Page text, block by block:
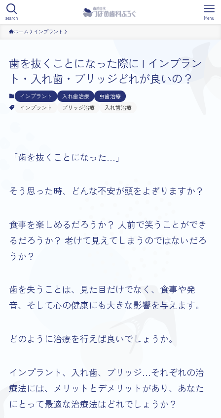
search Menu
ホーム インプラント
歯を抜くことになった際に | インプラン
ト・入れ歯・ブリッジどれが良いの？
インプラント 入れ歯治療
虫歯治療
インプラント
ブリッジ治療 入れ歯治療
「歯を抜くことになった…」
そう思った時、どんな不安が頭をよぎりますか？
食事を楽しめるだろうか？ 人前で笑うことができ
るだろうか？ 老けて見えてしまうのではないだろ
うか？
歯を失うことは、見た目だけでなく、食事や発
音、そして心の健康にも大きな影響を与えます。
どのように治療を行えば良いでしょうか。
インプラント、入れ歯、ブリッジ…それぞれの治
療法には、メリットとデメリットがあり、あなた
にとって最適な治療法はどれでしょうか？